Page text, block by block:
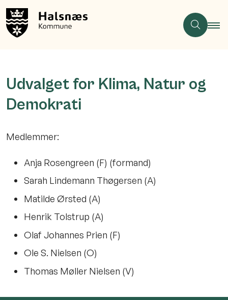
Udvalget for Klima, Natur og
Demokrati
Medlemmer:
Anja Rosengreen (F) (formand)
Sarah Lindemann Thøgersen (A)
Matilde Ørsted (A)
Henrik Tolstrup (A)
Olaf Johannes Prien (F)
Ole S. Nielsen (O)
Thomas Møller Nielsen (V)